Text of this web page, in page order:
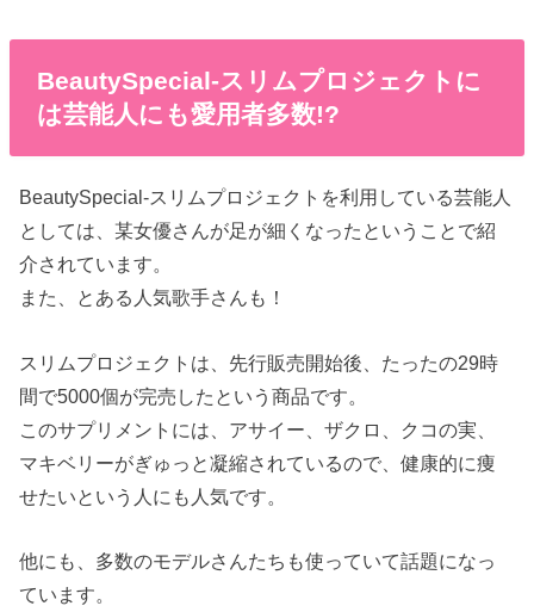
BeautySpecial-スリムプロジェクトに
は芸能人にも愛用者多数!?
BeautySpecial-スリムプロジェクトを利用している芸能人
としては、某女優さんが足が細くなったということで紹
介されています。
また、とある人気歌手さんも！
スリムプロジェクトは、先行販売開始後、たったの29時
間で5000個が完売したという商品です。
このサプリメントには、アサイー、ザクロ、クコの実、
マキベリーがぎゅっと凝縮されているので、健康的に痩
せたいという人にも人気です。
他にも、多数のモデルさんたちも使っていて話題になっ
ています。